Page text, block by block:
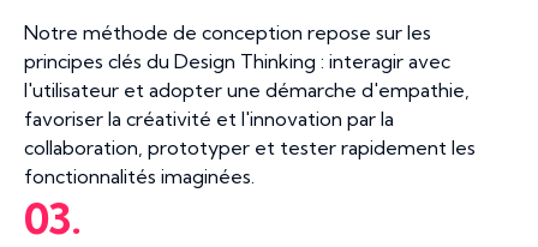
Notre méthode de conception repose sur les
principes clés du Design Thinking : interagir avec
l'utilisateur et adopter une démarche d'empathie,
favoriser la créativité et l'innovation par la
collaboration, prototyper et tester rapidement les
fonctionnalités imaginées.
03.